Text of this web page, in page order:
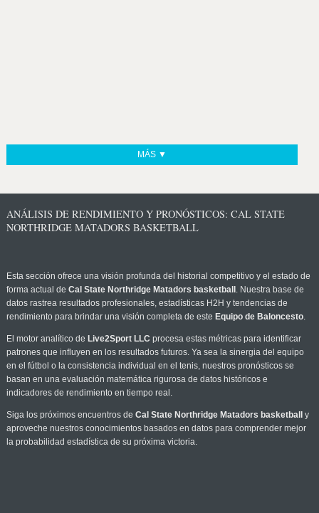
MÁS ▼
ANÁLISIS DE RENDIMIENTO Y PRONÓSTICOS: CAL STATE
NORTHRIDGE MATADORS BASKETBALL
Esta sección ofrece una visión profunda del historial competitivo y el estado de
forma actual de Cal State Northridge Matadors basketball . Nuestra base de
datos rastrea resultados profesionales, estadísticas H2H y tendencias de
rendimiento para brindar una visión completa de este Equipo de Baloncesto.
El motor analítico de Live2Sport LLC procesa estas métricas para identificar
patrones que influyen en los resultados futuros. Ya sea la sinergia del equipo
en el fútbol o la consistencia individual en el tenis, nuestros pronósticos se
basan en una evaluación matemática rigurosa de datos históricos e
indicadores de rendimiento en tiempo real.
Siga los próximos encuentros de Cal State Northridge Matadors basketball
y
aproveche nuestros conocimientos basados en datos para comprender mejor
la probabilidad estadística de su próxima victoria.